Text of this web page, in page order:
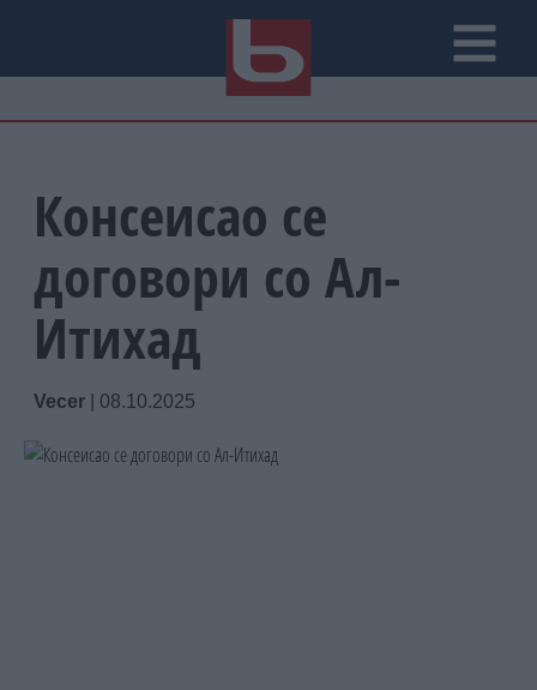
Консеисао се
договори со Ал-
Итихад
Vecer 08.10.2025